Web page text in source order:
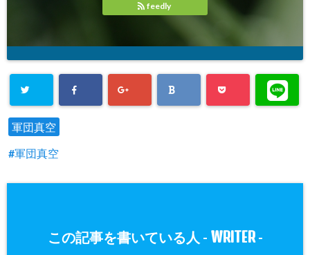
feedly
軍団真空
軍団真空
この記事を書いている人 - WRITER-